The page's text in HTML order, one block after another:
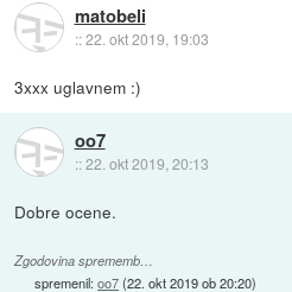
matobeli
::22. okt 2019, 19:03
3xxx uglavnem :)
oo7
::22. okt 2019, 20:13
Dobre ocene.
Zgodovina sprememb…
spremenil:oo7(22. okt 2019 ob 20:20)